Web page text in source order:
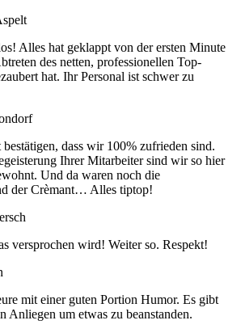
Alles hat geklappt von der ersten Minute
des netten, professionellen Top-
hat. Ihr Personal ist schwer zu
dass wir 100% zufrieden sind.
Ihrer Mitarbeiter sind wir so hier
Und da waren noch die
der Crèmant… Alles tiptop!
versprochen wird! Weiter so. Respekt!
mit einer guten Portion Humor. Es gibt
Anliegen um etwas zu beanstanden.